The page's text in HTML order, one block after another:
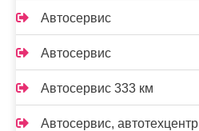
Автосервис
Автосервис
Автосервис 333 км
Автосервис, автотехцентр